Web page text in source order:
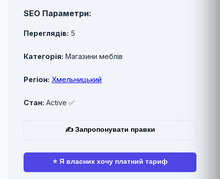
SEO Параметри:
Переглядів: 5
Категорія: Магазини меблів
Регіон: Хмельницький
Стан: Active ✅
✍ Запропонувати правки
⭐ Я власник хочу платний тариф